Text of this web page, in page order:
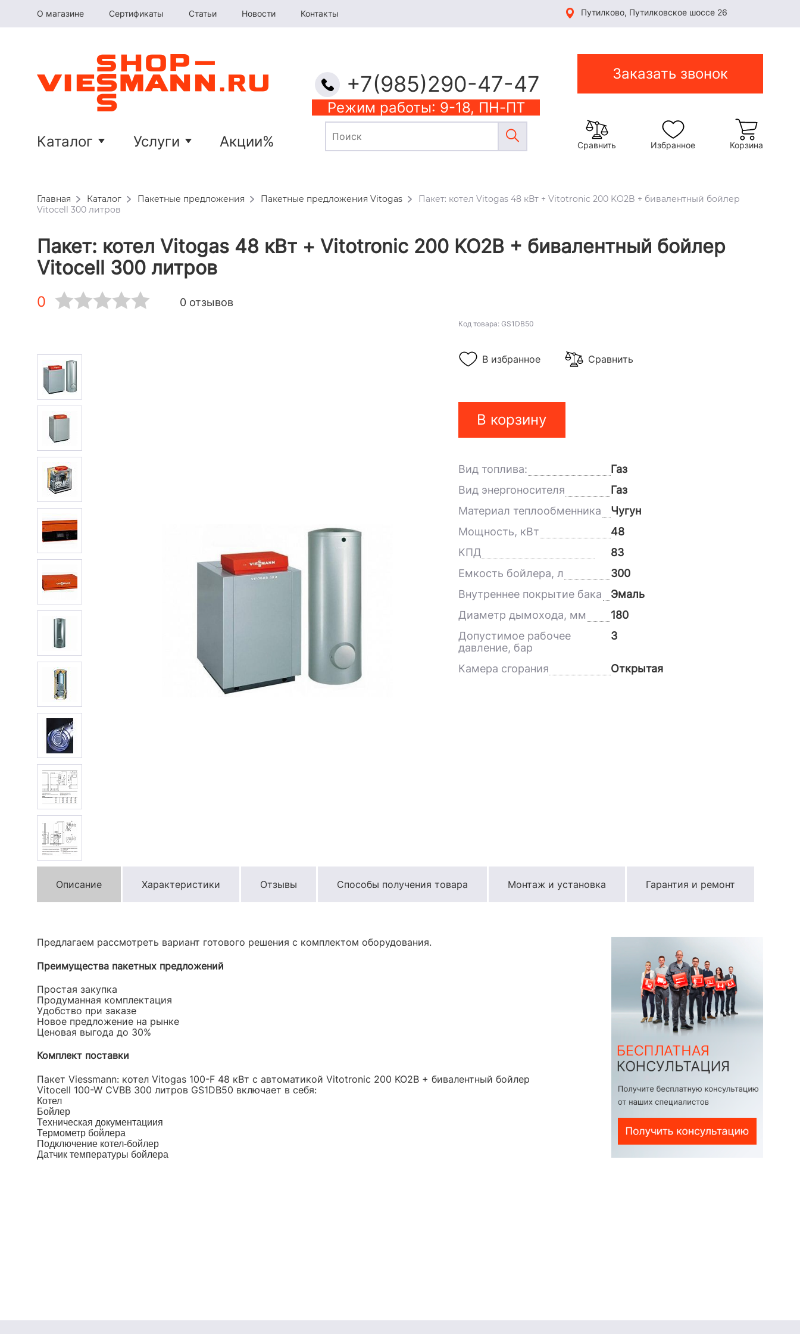
О магазине Сертификаты Статьи Новости Контакты Путилково, Путилковское шоссе 26
Каталог Услуги Акции%
+7(985)290-47-47
Режим работы: 9-18, ПН-ПТ
Заказать звонок
Сравнить Избранное Корзина
Главная Каталог Пакетные предложения Пакетные предложения Vitogas
Пакет: котел Vitogas 48 кВт + Vitotronic 200 KO2B + бивалентный бойлер
Vitocell 300 литров
Пакет: котел Vitogas 48 кВт + Vitotronic 200 KO2B + бивалентный бойлер
Vitocell 300 литров
0 0 отзывов
Код товара: GS1DB50
В избранное Сравнить
В корзину
Вид топлива:
Газ
Вид энергоносителя
Газ
Материал теплообменника
Чугун
Мощность, кВт
48
КПД
83
Емкость бойлера, л
300
Внутреннее покрытие бака
Эмаль
Диаметр дымохода, мм
180
Допустимое рабочее
давление, бар
3
Камера сгорания Открытая
Описание Характеристики Отзывы Способы получения товара Монтаж и установка Гарантия и ремонт
Предлагаем рассмотреть вариант готового решения с комплектом оборудования.
Преимущества пакетных предложений
Простая закупка
Продуманная комплектация
Удобство при заказе
Новое предложение на рынке
Ценовая выгода до 30%
Комплект поставки
Пакет Viessmann: котел Vitogas 100-F 48 кВт с автоматикой Vitotronic 200 KO2B + бивалентный бойлер
Vitocell 100-W CVBB 300 литров GS1DB50 включает в себя:
Котел
Бойлер
Техническая документациия
Термометр бойлера
Подключение котел-бойлер
Датчик температуры бойлера